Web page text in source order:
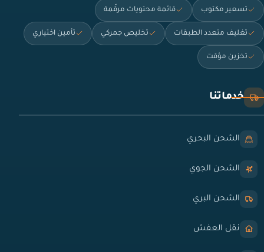
تسعير مكتوب قائمة محتويات مرقّمة
تغليف متعدد الطبقات تخليص جمركي تأمين اختياري
تخزين مؤقت
خدماتنا
الشحن البحري
الشحن الجوي
الشحن البري
نقل العفش